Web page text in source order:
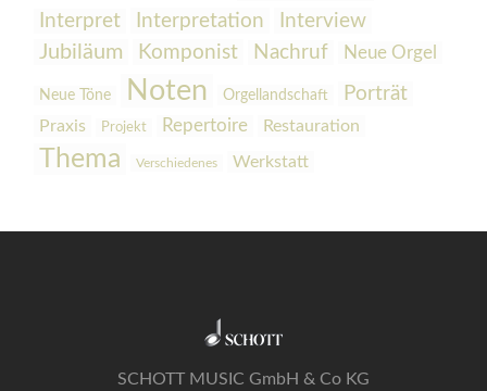
Interpret Interpretation
Interview
Jubiläum
Komponist Nachruf Neue Orgel
Neue Töne Noten Orgellandschaft Porträt
Praxis Projekt Repertoire Restauration
Thema Verschiedenes Werkstatt
SCHOTT MUSIC GmbH & Co KG